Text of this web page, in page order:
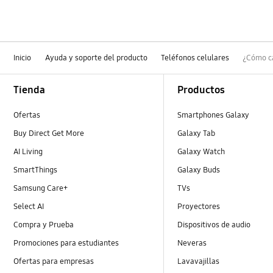
Inicio Ayuda y soporte del producto Teléfonos celulares ¿Cómo
Tienda
Ofertas
Buy Direct Get More
AI Living
SmartThings
Samsung Care+
Select AI
Compra y Prueba
Promociones para estudiantes
Ofertas para empresas
Productos
Smartphones Galaxy
Galaxy Tab
Galaxy Watch
Galaxy Buds
TVs
Proyectores
Dispositivos de audio
Neveras
Lavavajillas